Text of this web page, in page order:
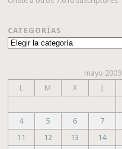
CATEGORÍAS
Categorías
mayo 2009
L
M X J
4
5 6 7
11
12 13 14